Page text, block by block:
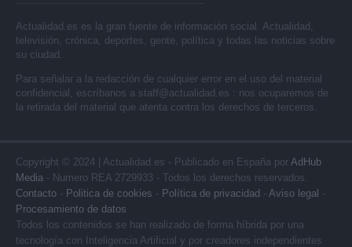
Actualidad.es es la gran fuente de información social. Actualidad,
televisión, crónica, deportes, gente, política y todas las noticias sobre
su ciudad.
Para señalar a la redacción de cualquier error en el uso del material
confidencial, escríbanos a staff@actualidad.es : nos ocuparemos de
la retirada del material que atenta contra los derechos de terceros.
Copyright © 2024 | Actualidad.es - Publicado en España por AdHub
Media - Numero REA 2729933 - Todos los derechos reservados.
Contacto - Politica de cookies - Política de privacidad - Aviso legal -
Procesamiento de datos
Todos los contenidos se han realizado de forma híbrida por una
tecnología con Inteligencia Artificial y por creadores independientes